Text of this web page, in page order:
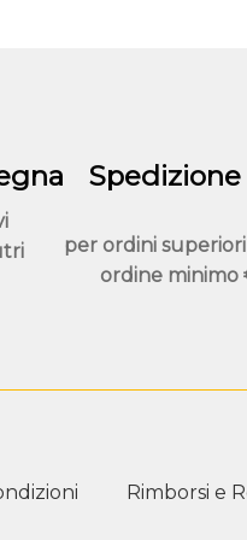
Spedizione
per ordini
ordine minimo
Rimborsi e